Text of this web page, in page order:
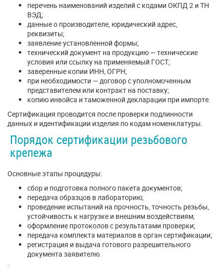
перечень наименований изделий с кодами ОКПД 2 и ТН
ВЭД;
данные о производителе, юридический адрес,
реквизиты;
заявление установленной формы;
технический документ на продукцию — технические
условия или ссылку на применяемый ГОСТ;
заверенные копии ИНН, ОГРН;
при необходимости — договор с уполномоченным
представителем или контракт на поставку;
копию инвойса и таможенной декларации при импорте.
Сертификация проводится после проверки подлинности
данных и идентификации изделия по кодам номенклатуры.
Порядок сертификации резьбового
крепежа
Основные этапы процедуры:
сбор и подготовка полного пакета документов;
передача образцов в лабораторию;
проведение испытаний на прочность, точность резьбы,
устойчивость к нагрузке и внешним воздействиям;
оформление протоколов с результатами проверки;
передача комплекта материалов в орган сертификации;
регистрация и выдача готового разрешительного
документа заявителю.